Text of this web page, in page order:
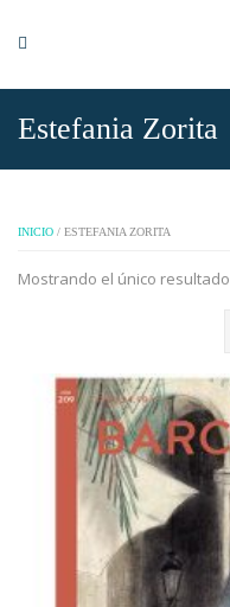
Estefania Zorita
INICIO / ESTEFANIA ZORITA
Mostrando el único resultado